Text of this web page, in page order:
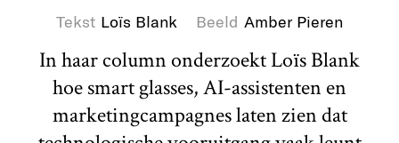
Tekst Loïs Blank Beeld Amber Pieren
In haar column onderzoekt Loïs Blank
hoe smart glasses, AI-assistenten en
marketingcampagnes laten zien dat